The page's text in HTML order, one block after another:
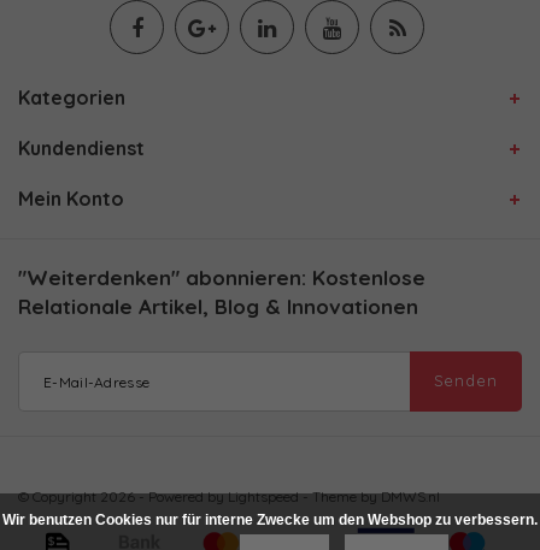
Kategorien
Kundendienst
Mein Konto
"Weiterdenken" abonnieren: Kostenlose
Relationale Artikel, Blog & Innovationen
Senden
© Copyright 2026 - Powered byLightspeed- Theme byDMWS.nl
Wir benutzen Cookies nur für interne Zwecke um den Webshop zu verbessern.